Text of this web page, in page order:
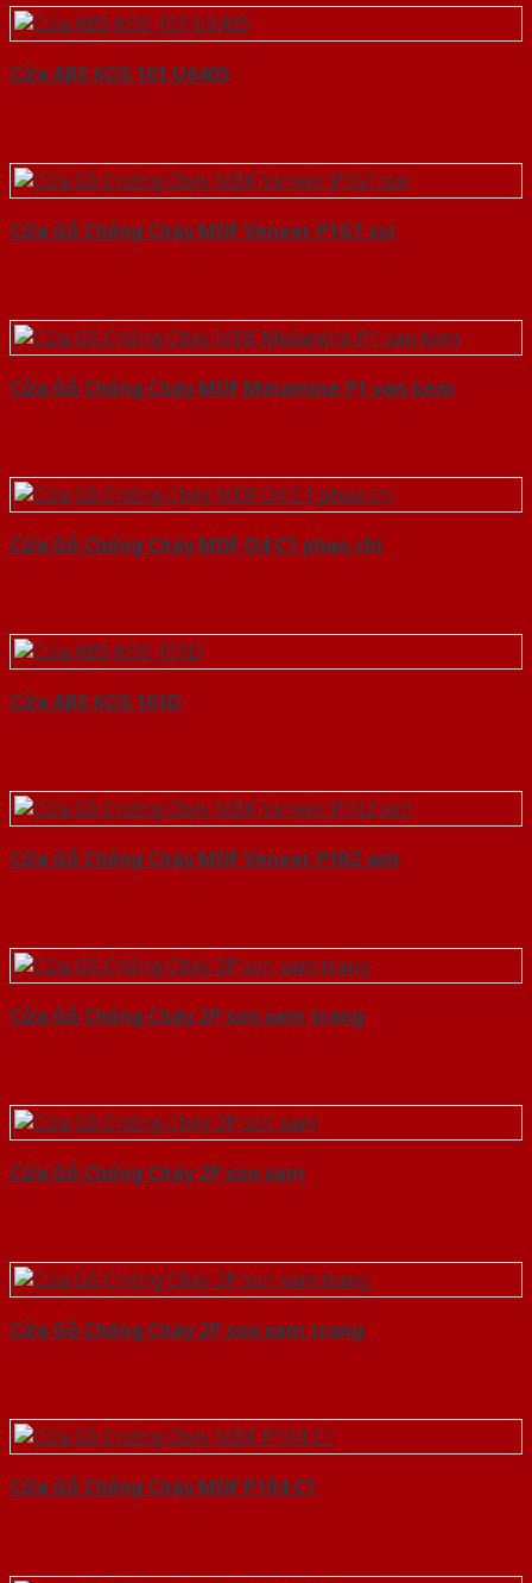
Cửa ABS KOS 101 U6405
Cửa Gỗ Chống Cháy MDF Veneer P1G1 soi
Cửa Gỗ Chống Cháy MDF Melamine P1 van kem
Cửa Gỗ Chống Cháy MDF O4 C1 phao chi
Cửa ABS KOS 101D
Cửa Gỗ Chống Cháy MDF Veneer P1R2 ash
Cửa Gỗ Chống Cháy 2P son xam trang
Cửa Gỗ Chống Cháy 2P son xam
Cửa Gỗ Chống Cháy 2P son xam trang
Cửa Gỗ Chống Cháy MDF P1R4 C1